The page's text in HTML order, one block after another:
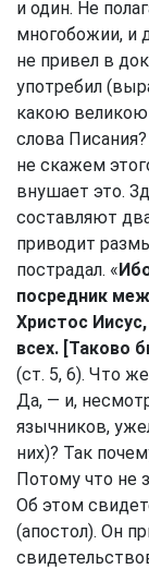
и один. Не
многобожии, и
не привел в
употребил
какою великою
слова
не скажем
внушает это.
составляют
приводит
пострадал. «
посредник
Христос
всех. [Таково
(ст. 5, 6). Что
Да, — и,
язычников,
них)? Так
Потому что не
Об этом
(апостол). Он